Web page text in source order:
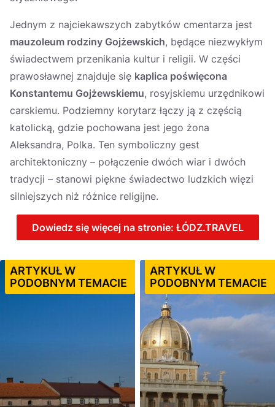
Jednym z najciekawszych zabytków cmentarza jest
mauzoleum rodziny Gojżewskich, będące niezwykłym
świadectwem przenikania kultur i religii. W części
prawosławnej znajduje się kaplica poświęcona
Konstantemu Gojżewskiemu, rosyjskiemu urzędnikowi
carskiemu. Podziemny korytarz łączy ją z częścią
katolicką, gdzie pochowana jest jego żona
Aleksandra, Polka. Ten symboliczny gest
architektoniczny – połączenie dwóch wiar i dwóch
tradycji – stanowi piękne świadectwo ludzkich więzi
silniejszych niż różnice religijne.
Dowiedz się więcej na stronie: ŁÓDZ.TRAVEL
ARTYKUŁ W
PODOBNYM TEMACIE
ARTYKUŁ W
PODOBNYM TEMACIE